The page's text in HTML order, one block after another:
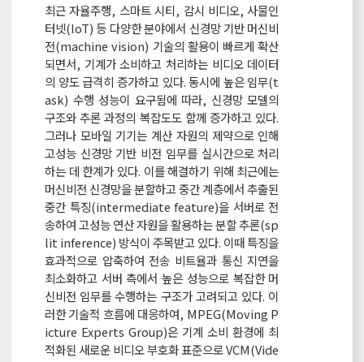
최근 자율주행, 스마트 시티, 감시 비디오, 사물인
터넷(IoT) 등 다양한 분야에서 신경망 기반 머신비
전(machine vision) 기술의 활용이 빠르게 확산
되면서, 기계가 소비하고 처리하는 비디오 데이터
의 양도 급격히 증가하고 있다. 동시에 높은 임무(t
ask) 수행 성능이 요구됨에 따라, 신경망 모델의
구조와 추론 과정의 복잡도도 함께 증가하고 있다.
그러나 모바일 기기는 계산 자원의 제약으로 인해
고성능 신경망 기반 비전 임무를 실시간으로 처리
하는 데 한계가 있다. 이를 해결하기 위해 최근에는
머신비전 신경망을 분할하고 중간 계층에서 추출된
중간 특징(intermediate feature)을 서버로 전
송하여 고성능 연산 자원을 활용하는 분할 추론(sp
lit inference) 방식이 주목받고 있다. 이때 특징을
효과적으로 압축하여 전송 비트율과 통신 지연을
최소화하고 서버 측에서 높은 성능으로 복잡한 머
신비전 임무를 수행하는 구조가 고려되고 있다. 이
러한 기술적 흐름에 대응하여, MPEG(Moving P
icture Experts Group)은 기계 소비 환경에 최
적화된 새로운 비디오 부호화 표준으로 VCM(Vide